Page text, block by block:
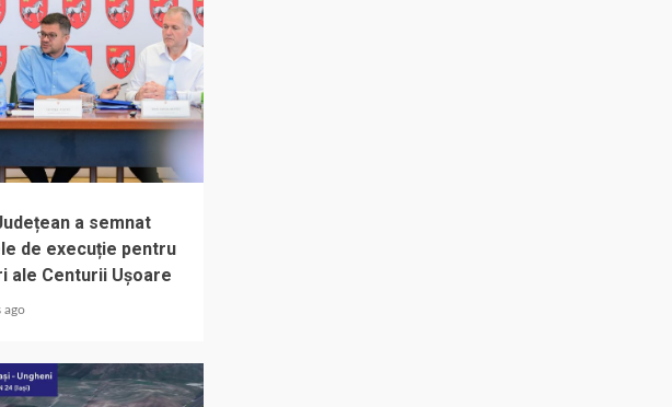
a semnat
de execuție pentru
ale Centurii Ușoare
ago